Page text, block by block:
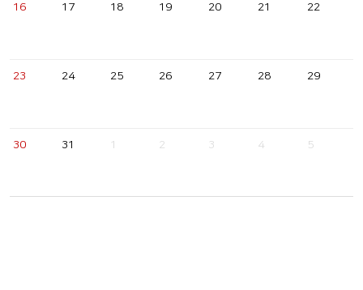
16 17 18 19 20 21 22
23 24 25 26 27 28 29
30 31 1 2 3 4 5